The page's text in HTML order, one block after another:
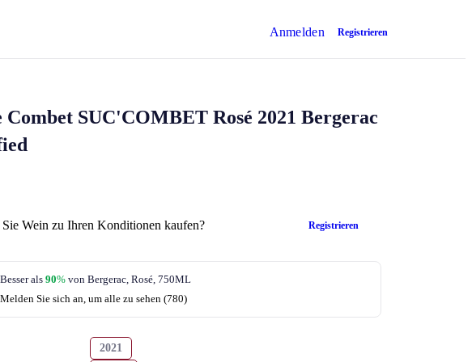
Anmelden Registrieren
Wein zu Ihren Konditionen kaufen? Registrieren
Besser als 90% von Bergerac, Rosé, 750ML
Melden Sie sich an, um alle zu sehen (780)
2021
Combet SUC'COMBET Rosé 2021 Bergerac